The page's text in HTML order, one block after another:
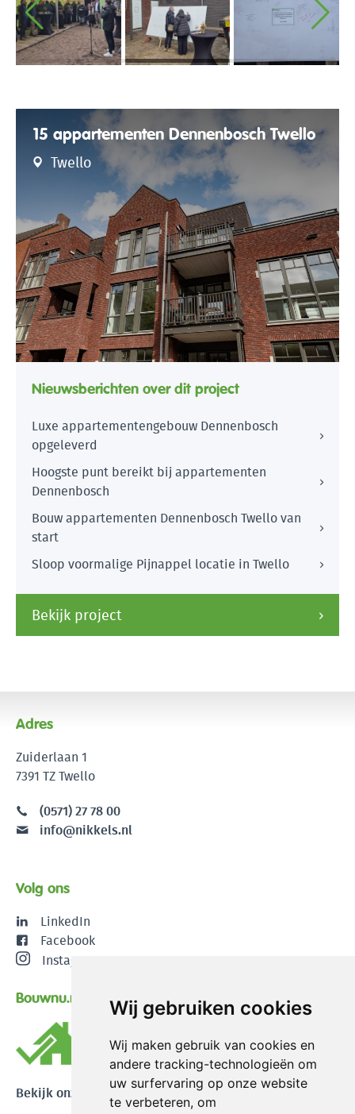
Wij gebruiken cookies
Wij maken gebruik van cookies en
andere tracking-technologieën om
uw surfervaring op onze website
te verbeteren, om
15 appartementen Dennenbosch Twello
Twello
Nieuwsberichten over dit project
Luxe appartementengebouw Dennenbosch
opgeleverd
Hoogste punt bereikt bij appartementen
Dennenbosch
Bouw appartementen Dennenbosch Twello van
start
Sloop voormalige Pijnappel locatie in Twello
Bekijk project
Adres
Zuiderlaan 1
7391 TZ Twello
(0571) 27 78 00
info@nikkels.nl
Volg ons
LinkedIn
Facebook
Instagram
Bouwnu.nl
Bekijk onze reviews